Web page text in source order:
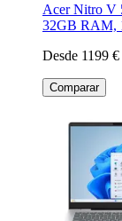
Acer Nitro V
32GB RAM,
Desde 1199 €
Comparar